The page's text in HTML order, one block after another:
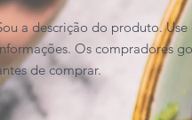
a descrição do produto.
Os compradores
de comprar.